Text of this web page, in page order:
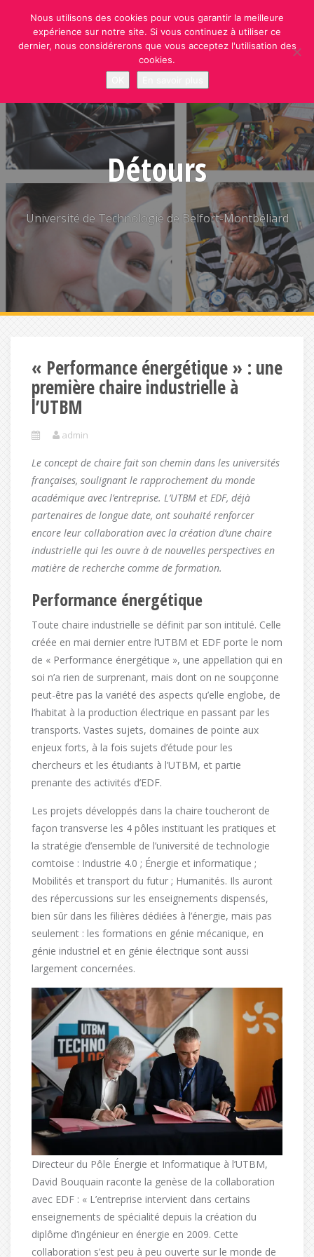
content
Détours
Université de Technologie de Belfort-Montbéliard
« Performance énergétique » : une
première chaire industrielle à
l’UTBM
admin
Le concept de chaire fait son chemin dans les universités
françaises, soulignant le rapprochement du monde
académique avec l’entreprise. L’UTBM et EDF, déjà
partenaires de longue date, ont souhaité renforcer
encore leur collaboration avec la création d’une chaire
industrielle qui les ouvre à de nouvelles perspectives en
matière de recherche comme de formation.
Performance énergétique
Toute chaire industrielle se définit par son intitulé. Celle
créée en mai dernier entre l’UTBM et EDF porte le nom
de « Performance énergétique », une appellation qui en
soi n’a rien de surprenant, mais dont on ne soupçonne
peut-être pas la variété des aspects qu’elle englobe, de
l’habitat à la production électrique en passant par les
transports. Vastes sujets, domaines de pointe aux
enjeux forts, à la fois sujets d’étude pour les
chercheurs et les étudiants à l’UTBM, et partie
prenante des activités d’EDF.
Les projets développés dans la chaire toucheront de
façon transverse les 4 pôles instituant les pratiques et
la stratégie d’ensemble de l’université de technologie
comtoise : Industrie 4.0 ; Énergie et informatique ;
Mobilités et transport du futur ; Humanités. Ils auront
des répercussions sur les enseignements dispensés,
bien sûr dans les filières dédiées à l’énergie, mais pas
seulement : les formations en génie mécanique, en
génie industriel et en génie électrique sont aussi
largement concernées.
Directeur du Pôle Énergie et Informatique à l’UTBM,
David Bouquain raconte la genèse de la collaboration
avec EDF : « L’entreprise intervient dans certains
enseignements de spécialité depuis la création du
diplôme d’ingénieur en énergie en 2009. Cette
collaboration s’est peu à peu ouverte sur le monde de
Nous utilisons des cookies pour vous garantir la meilleure
expérience sur notre site. Si vous continuez à utiliser ce
dernier, nous considérerons que vous acceptez l'utilisation des
cookies.